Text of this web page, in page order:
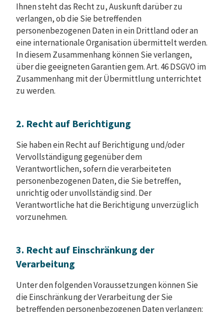
Ihnen steht das Recht zu, Auskunft darüber zu
verlangen, ob die Sie betreffenden
personenbezogenen Daten in ein Drittland oder an
eine internationale Organisation übermittelt werden.
In diesem Zusammenhang können Sie verlangen,
über die geeigneten Garantien gem. Art. 46 DSGVO im
Zusammenhang mit der Übermittlung unterrichtet
zu werden.
2. Recht auf Berichtigung
Sie haben ein Recht auf Berichtigung und/oder
Vervollständigung gegenüber dem
Verantwortlichen, sofern die verarbeiteten
personenbezogenen Daten, die Sie betreffen,
unrichtig oder unvollständig sind. Der
Verantwortliche hat die Berichtigung unverzüglich
vorzunehmen.
3. Recht auf Einschränkung der
Verarbeitung
Unter den folgenden Voraussetzungen können Sie
die Einschränkung der Verarbeitung der Sie
betreffenden personenbezogenen Daten verlangen: